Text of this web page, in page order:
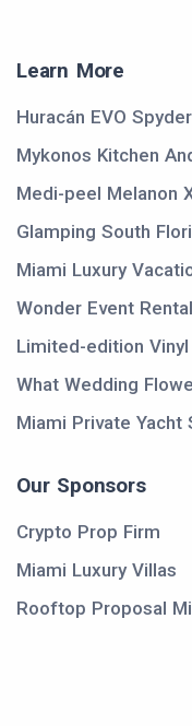
Learn More
Huracán EVO
Mykonos Kitchen
Medi-peel Melanon
Glamping South
Miami Luxury
Wonder Event
Limited-edition
What Wedding
Miami Private Yacht
Our Sponsors
Crypto Prop Firm
Miami Luxury Villas
Rooftop Proposal